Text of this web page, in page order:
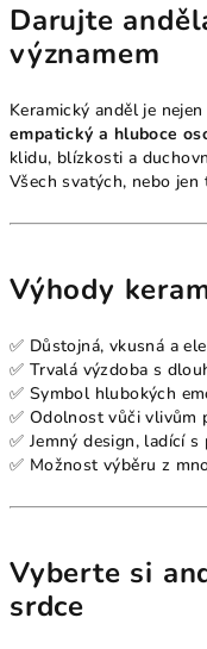
Darujte
významem
Keramický anděl je nejen
empatický a hluboce
klidu, blízkosti a
Všech svatých, nebo
Výhody
✅ Důstojná, vkusná a
✅ Trvalá výzdoba s
✅ Symbol hlubokých
✅ Odolnost vůči vlivům
✅ Jemný design, ladící
✅ Možnost výběru z
Vyberte si
srdce